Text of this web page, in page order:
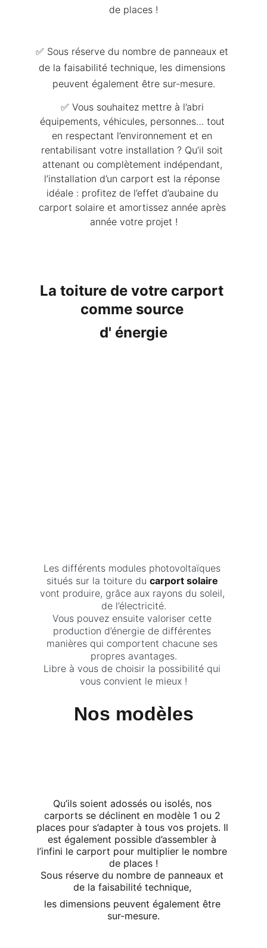
de places !
✅ Sous réserve du nombre de panneaux et
de la faisabilité technique, les dimensions
peuvent également être sur-mesure.
✅ Vous souhaitez mettre à l’abri
équipements, véhicules, personnes… tout
en respectant l’environnement et en
rentabilisant votre installation ? Qu’il soit
attenant ou complètement indépendant,
l’installation d’un carport est la réponse
idéale : profitez de l’effet d’aubaine du
carport solaire et amortissez année après
année votre projet !
Les différents modules photovoltaïques
situés sur la toiture du carport solaire
vont produire, grâce aux rayons du soleil,
de l’électricité.
Vous pouvez ensuite valoriser cette
production d’énergie de différentes
manières qui comportent chacune ses
propres avantages.
Libre à vous de choisir la possibilité qui
vous convient le mieux !
La toiture de votre carport
comme source
d' énergie
Nos modèles
Qu’ils soient adossés ou isolés, nos
carports se déclinent en modèle 1 ou 2
places pour s’adapter à tous vos projets. Il
est également possible d’assembler à
l’infini le carport pour multiplier le nombre
de places !
Sous réserve du nombre de panneaux et
de la faisabilité technique,
les dimensions peuvent également être
sur-mesure.